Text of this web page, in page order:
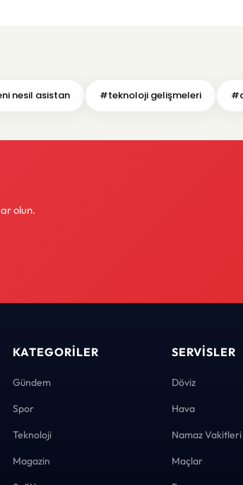
nesil asistan #teknoloji gelişmeleri
olun.
KATEGORILER
Gündem
Spor
Teknoloji
Magazin
SERVISLER
Döviz
Hava
Namaz Vakitleri
Maçlar